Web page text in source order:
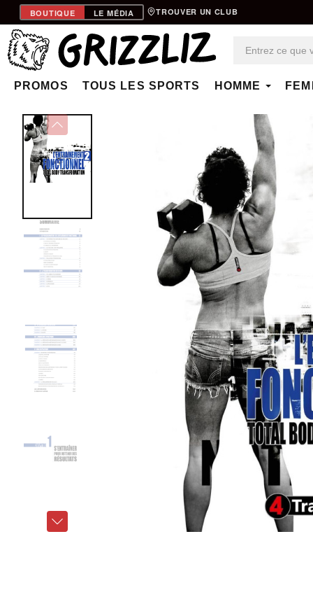
BOUTIQUE LE MÉDIA TROUVER UN CLUB
PROMOS TOUS LES SPORTS HOMME